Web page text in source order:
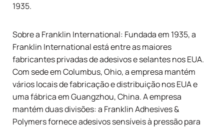
1935.
Sobre a Franklin International: Fundada em 1935, a
Franklin International está entre as maiores
fabricantes privadas de adesivos e selantes nos EUA.
Com sede em Columbus, Ohio, a empresa mantém
vários locais de fabricação e distribuição nos EUA e
uma fábrica em Guangzhou, China. A empresa
mantém duas divisões: a Franklin Adhesives &
Polymers fornece adesivos sensíveis à pressão para